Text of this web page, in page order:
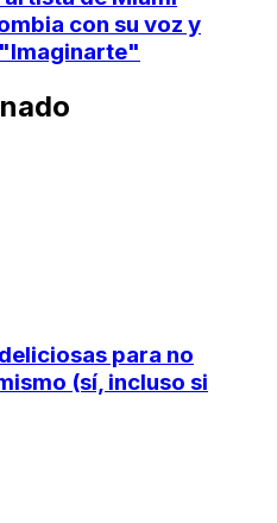
con su voz y
"Imaginarte"
para no
(sí, incluso si